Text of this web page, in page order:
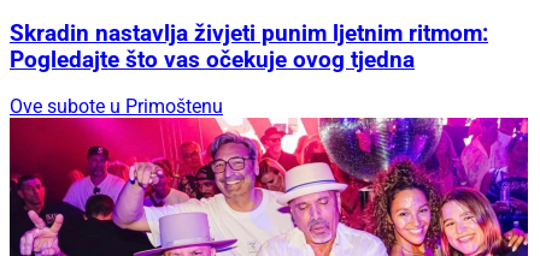
Skradin nastavlja živjeti punim ljetnim ritmom:
Pogledajte što vas očekuje ovog tjedna
Ove subote u Primoštenu